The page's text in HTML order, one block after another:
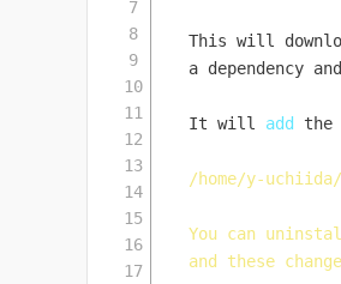
This will
a dependency
It will add the
/home/y-
You can
and these